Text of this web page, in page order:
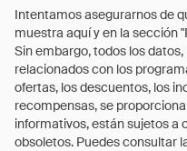
Intentamos asegurarnos de
muestra aquí y en la sección
Sin embargo, todos los
relacionados con los
ofertas, los descuentos, los
recompensas, se
informativos, están sujetos a
obsoletos. Puedes consultar